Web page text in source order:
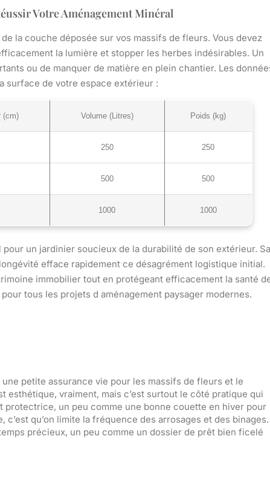
Votre Aménagement Minéral
la couche déposée sur vos massifs de fleurs. Vous devez
la lumière et stopper les herbes indésirables. Un
ou de manquer de matière en plein chantier. Les
surface de votre espace extérieur :
(cm) Volume (Litres) Poids (kg)
250 250
500 500
1000 1000
un jardinier soucieux de la durabilité de son extérieur. Sa
efface rapidement ce désagrément logistique initial.
immobilier tout en protégeant efficacement la santé
tous les projets d aménagement paysager modernes.
petite assurance vie pour les massifs de fleurs et le
esthétique, vraiment, mais c’est surtout le côté pratique qui
un peu comme une bonne couette en hiver pour
qu’on limite la fréquence des arrosages et des binages.
précieux, un peu comme un dossier de prêt bien ficelé